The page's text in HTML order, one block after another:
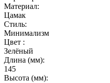
Материал:
Цамак
Стиль:
Минимализм
Цвет :
Зелёный
Длина (мм):
145
Высота (мм):